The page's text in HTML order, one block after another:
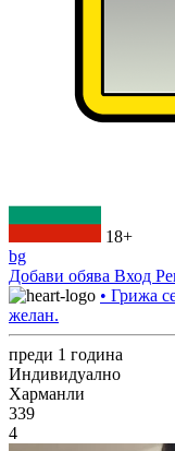
18+
bg
Добави обява Вход
• Грижа
желан.
преди 1 година
Индивидуално
Харманли
339
4